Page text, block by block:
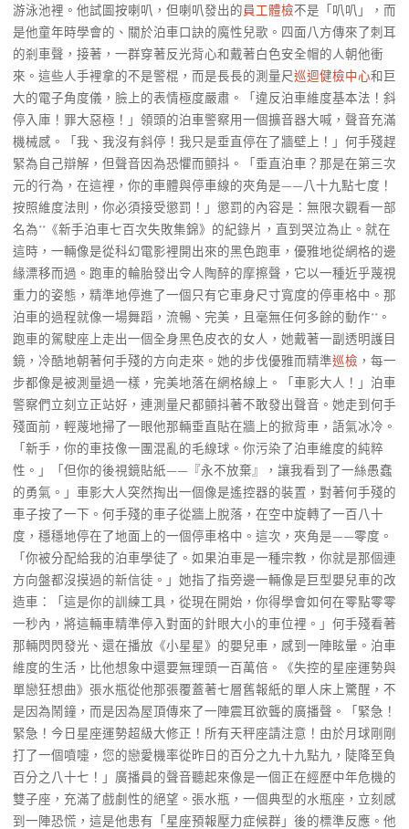
游泳池裡。他試圖按喇叭，但喇叭發出的員工體檢不是「叭叭」，而
是他童年時學會的、關於泊車口訣的魔性兒歌。四面八方傳來了刺耳
的剎車聲，接著，一群穿著反光背心和戴著白色安全帽的人朝他衝
來。這些人手裡拿的不是警棍，而是長長的測量尺巡迴健檢中心和巨
大的電子角度儀，臉上的表情極度嚴肅。「違反泊車維度基本法！斜
停入庫！罪大惡極！」領頭的泊車警察用一個擴音器大喊，聲音充滿
機械感。「我、我沒有斜停！我只是垂直停在了牆壁上！」何手殘趕
緊為自己辯解，但聲音因為恐懼而顫抖。「垂直泊車？那是在第三次
元的行為，在這裡，你的車體與停車線的夾角是——八十九點七度！
按照維度法則，你必須接受懲罰！」懲罰的內容是：無限次觀看一部
名為**《新手泊車七百次失敗集錦》的紀錄片，直到哭泣為止。就在
這時，一輛像是從科幻電影裡開出來的黑色跑車，優雅地從網格的邊
緣漂移而過。跑車的輪胎發出令人陶醉的摩擦聲，它以一種近乎蔑視
重力的姿態，精準地停進了一個只有它車身尺寸寬度的停車格中。那
泊車的過程就像一場舞蹈，流暢、完美，且毫無任何多餘的動作**。
跑車的駕駛座上走出一個全身黑色皮衣的女人，她戴著一副透明護目
鏡，冷酷地朝著何手殘的方向走來。她的步伐優雅而精準巡檢 ，每一
步都像是被測量過一樣，完美地落在網格線上。「車影大人！」泊車
警察們立刻立正站好，連測量尺都顫抖著不敢發出聲音。她走到何手
殘面前，輕蔑地掃了一眼他那輛垂直貼在牆上的掀背車，語氣冰冷。
「新手，你的車技像一團混亂的毛線球。你污染了泊車維度的純粹
性。」「但你的後視鏡貼紙——『永不放棄』，讓我看到了一絲愚蠢
的勇氣。」車影大人突然掏出一個像是遙控器的裝置，對著何手殘的
車子按了一下。何手殘的車子從牆上脫落，在空中旋轉了一百八十
度，穩穩地停在了地面上的一個停車格中。這次，夾角是——零度。
「你被分配給我的泊車學徒了。如果泊車是一種宗教，你就是那個連
方向盤都沒摸過的新信徒。」她指了指旁邊一輛像是巨型嬰兒車的改
造車：「這是你的訓練工具，從現在開始，你得學會如何在零點零零
一秒內，將這輛車精準停入對面的針眼大小的車位裡。」何手殘看著
那輛閃閃發光、還在播放《小星星》的嬰兒車，感到一陣眩暈。泊車
維度的生活，比他想象中還要無理頭一百萬倍。《失控的星座運勢與
單戀狂想曲》張水瓶從他那張覆蓋著七層舊報紙的單人床上驚醒，不
是因為鬧鐘，而是因為屋頂傳來了一陣震耳欲聾的廣播聲。「緊急！
緊急！今日星座運勢超級大修正！所有天秤座請注意！由於月球剛剛
打了一個噴嚏，您的戀愛機率從昨日的百分之九十九點九，陡降至負
百分之八十七！」廣播員的聲音聽起來像是一個正在經歷中年危機的
雙子座，充滿了戲劇性的絕望。張水瓶，一個典型的水瓶座，立刻感
到一陣恐慌，這是他患有「星座預報壓力症候群」後的標準反應。他